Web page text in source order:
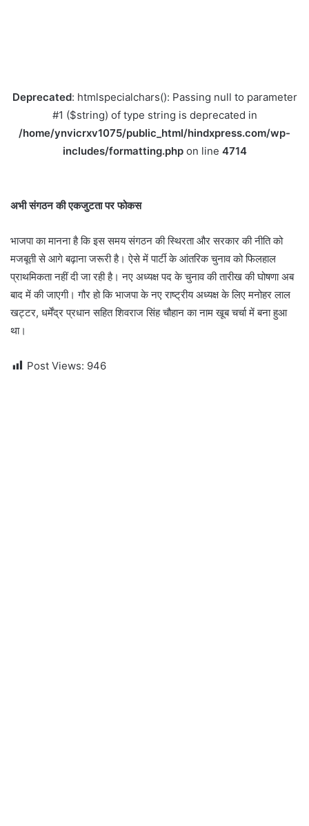
Deprecated: htmlspecialchars(): Passing null to parameter
#1 ($string) of type string is deprecated in
/home/ynvicrxv1075/public_html/hindxpress.com/wp-
includes/formatting.phpon line 4714
अभी संगठन की एकजुटता पर फोकस
भाजपा का मानना है कि इस समय संगठन की स्थिरता और सरकार की नीति को
मजबूती से आगे बढ़ाना जरूरी है। ऐसे में पार्टी के आंतरिक चुनाव को फिलहाल
प्राथमिकता नहीं दी जा रही है। नए अध्यक्ष पद के चुनाव की तारीख की घोषणा अब
बाद में की जाएगी। गौर हो कि भाजपा के नए राष्ट्रीय अध्यक्ष के लिए मनोहर लाल
खट्टर, धर्मेंद्र प्रधान सहित शिवराज सिंह चौहान का नाम खूब चर्चा में बना हुआ
था।
Post Views: 946